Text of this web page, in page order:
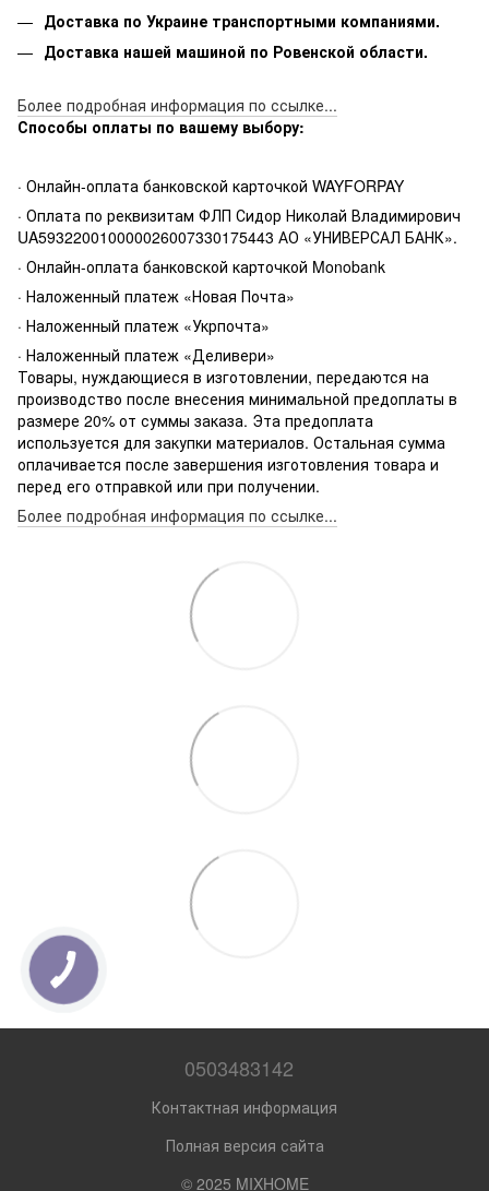
Доставка по Украине транспортными компаниями.
Доставка нашей машиной по Ровенской области.
Более подробная информация по ссылке...
Способы оплаты по вашему выбору:
· Онлайн-оплата банковской карточкой WAYFORPAY
· Оплата по реквизитам ФЛП Сидор Николай Владимирович
UA593220010000026007330175443 АО «УНИВЕРСАЛ БАНК».
· Онлайн-оплата банковской карточкой Monobank
· Наложенный платеж «Новая Почта»
· Наложенный платеж «Укрпочта»
· Наложенный платеж «Деливери»
Товары, нуждающиеся в изготовлении, передаются на
производство после внесения минимальной предоплаты в
размере 20% от суммы заказа. Эта предоплата
используется для закупки материалов. Остальная сумма
оплачивается после завершения изготовления товара и
перед его отправкой или при получении.
Более подробная информация по ссылке...
0503483142
Контактная информация
Полная версия сайта
© 2025 MIXHOME